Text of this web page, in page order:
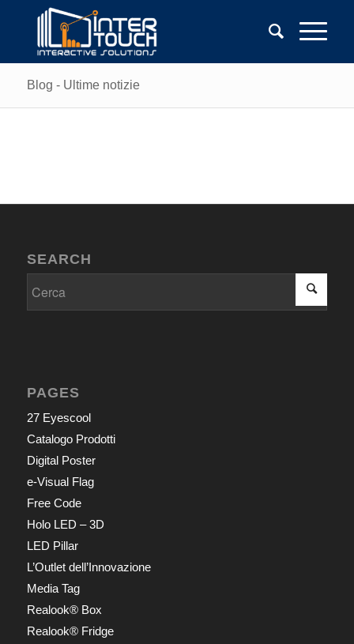
Blog - Ultime notizie
SEARCH
PAGES
27 Eyescool
Catalogo Prodotti
Digital Poster
e-Visual Flag
Free Code
Holo LED – 3D
LED Pillar
L’Outlet dell’Innovazione
Media Tag
Realook® Box
Realook® Fridge